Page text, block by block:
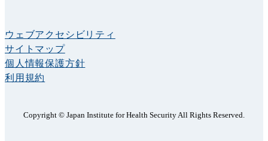
ウェブアクセシビリティ
サイトマップ
個人情報保護方針
利用規約
Copyright © Japan Institute for Health Security All Rights Reserved.